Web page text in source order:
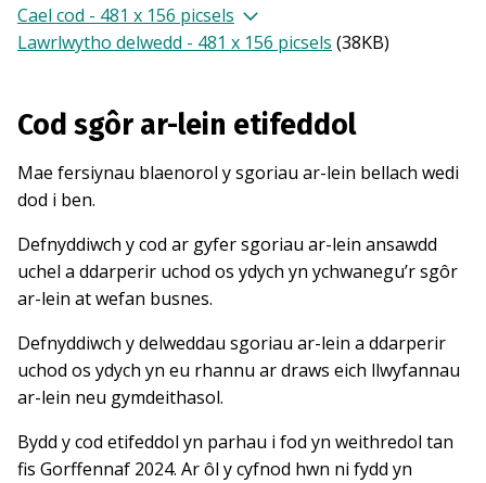
Cael cod - 481 x 156 picsels
Lawrlwytho delwedd - 481 x 156 picsels (38KB)
Cod sgôr ar-lein etifeddol
Mae fersiynau blaenorol y sgoriau ar-lein bellach wedi
dod i ben.
Defnyddiwch y cod ar gyfer sgoriau ar-lein ansawdd
uchel a ddarperir uchod os ydych yn ychwanegu’r sgôr
ar-lein at wefan busnes.
Defnyddiwch y delweddau sgoriau ar-lein a ddarperir
uchod os ydych yn eu rhannu ar draws eich llwyfannau
ar-lein neu gymdeithasol.
Bydd y cod etifeddol yn parhau i fod yn weithredol tan
fis Gorffennaf 2024. Ar ôl y cyfnod hwn ni fydd yn